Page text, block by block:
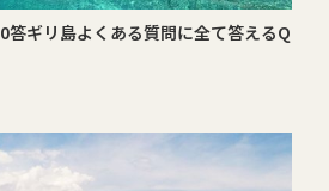
答ギリ島よくある質問に全て答えるQ